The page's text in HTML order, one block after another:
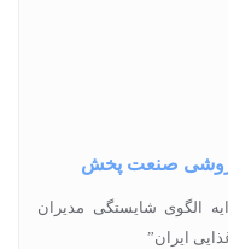
صنعت پخش
عنوان “‘ارایه الگوی شایستگی مدیران
ایران”